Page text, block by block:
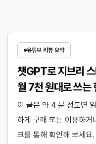
유튜브 리뷰 요약
챗GPT로 지브리
월 7천 원대로 쓰는
이 글은 약 4 분 정도면
하게 구매 또는 이용하거
크를 통해 확인해 보세요